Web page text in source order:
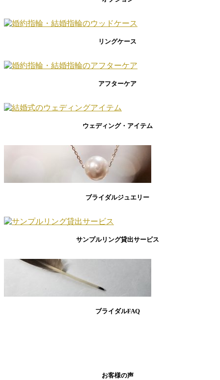
リングケース
アフターケア
ウェディング・アイテム
ブライダルジュエリー
サンプルリング貸出サービス
ブライダルFAQ
お客様の声